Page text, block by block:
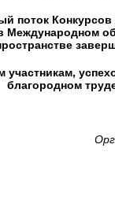
поток Конкурсов
Международном
участникам,
благородном